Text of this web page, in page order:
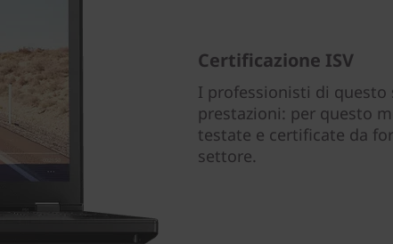
Certificazione ISV
I professionisti di
prestazioni: per questo
testate e certificate da
settore.